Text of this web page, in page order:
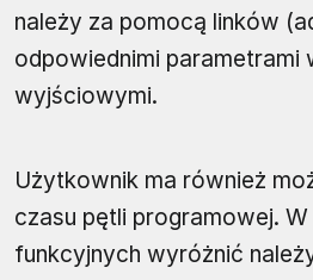
należy za pomocą linków
odpowiednimi parametrami
wyjściowymi.
Użytkownik ma również
czasu pętli programowej. W
funkcyjnych wyróżnić